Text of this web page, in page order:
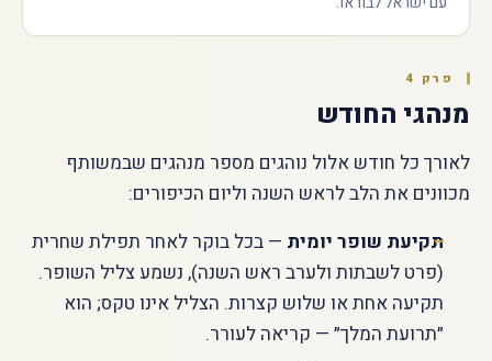
פרק 4
מנהגי החודש
לאורך כל חודש אלול נוהגים מספר מנהגים שבמשותף
מכוונים את הלב לראש השנה וליום הכיפורים:
תקיעת שופר יומית — בכל בוקר לאחר תפילת שחרית
(פרט לשבתות ולערב ראש השנה), נשמע צליל השופר.
תקיעה אחת או שלוש קצרות. הצליל אינו טקס; הוא
״תרועת המלך״ — קריאה לעורר.